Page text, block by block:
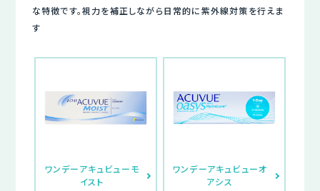
な特徴です。視力を補正しながら日常的に紫外線対策を行えま
す
ワンデーアキュビューモ
イスト
ワンデーアキュビューオ
アシス